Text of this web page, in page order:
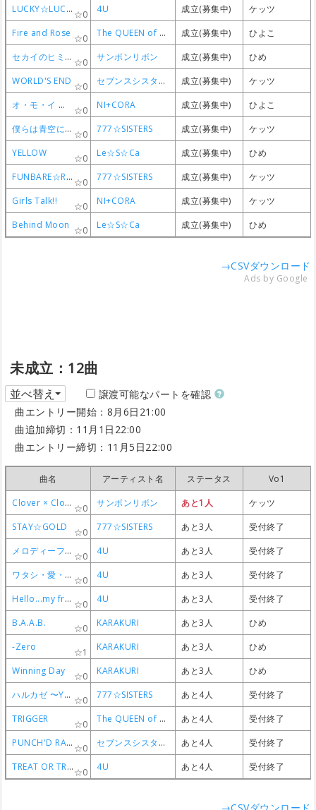
LUCKY☆LUCKY 0 4U 成立(募集中)
ケッツ
Fire and Rose
0 The QUEEN of PURPLE 成立(募集中)
ひよこ
セカイのヒミツ
0 サンボンリボン 成立(募集中)
ひめ
WORLD'S END
0 セブンスシスターズ 成立(募集中)
ケッツ
オ・モ・イ アプローチ
0 NI+CORA 成立(募集中)
ひよこ
僕らは青空になる
0 777☆SISTERS 成立(募集中)
ケッツ
YELLOW
0 Le☆S☆Ca 成立(募集中)
ひめ
FUNBARE☆RUNNER
0 777☆SISTERS 成立(募集中)
ケッツ
Girls Talk!!
0 NI+CORA 成立(募集中)
ケッツ
Behind Moon
0 Le☆S☆Ca 成立(募集中) ひめ
LUCKY☆LUCKY 0 4U 成立(募集中)
ケッツ
Fire and Rose
0 The QUEEN of PURPLE 成立(募集中)
ひよこ
セカイのヒミツ
0 サンボンリボン 成立(募集中)
ひめ
WORLD'S END
0 セブンスシスターズ 成立(募集中)
ケッツ
オ・モ・イ アプローチ
0 NI+CORA 成立(募集中)
ひよこ
僕らは青空になる
0 777☆SISTERS 成立(募集中)
ケッツ
YELLOW
0 Le☆S☆Ca 成立(募集中)
ひめ
FUNBARE☆RUNNER
0 777☆SISTERS 成立(募集中)
ケッツ
Girls Talk!!
0 NI+CORA 成立(募集中)
ケッツ
Behind Moon
0 Le☆S☆Ca 成立(募集中) ひめ
LUCKY☆LUCKY 0 4U 成立(募集中)
ケッツ
Fire and Rose
0 The QUEEN of PURPLE 成立(募集中)
ひよこ
セカイのヒミツ
0 サンボンリボン 成立(募集中)
ひめ
WORLD'S END
0 セブンスシスターズ 成立(募集中)
ケッツ
オ・モ・イ アプローチ
0 NI+CORA 成立(募集中)
ひよこ
僕らは青空になる
0 777☆SISTERS 成立(募集中)
ケッツ
YELLOW
0 Le☆S☆Ca 成立(募集中)
ひめ
FUNBARE☆RUNNER
0 777☆SISTERS 成立(募集中)
ケッツ
Girls Talk!!
0 NI+CORA 成立(募集中)
ケッツ
Behind Moon
0 Le☆S☆Ca 成立(募集中) ひめ
LUCKY☆LUCKY 0 4U 成立(募集中)
ケッツ
Fire and Rose
0 The QUEEN of PURPLE 成立(募集中)
ひよこ
セカイのヒミツ
0 サンボンリボン 成立(募集中)
ひめ
WORLD'S END
0 セブンスシスターズ 成立(募集中)
ケッツ
オ・モ・イ アプローチ
0 NI+CORA 成立(募集中)
ひよこ
僕らは青空になる
0 777☆SISTERS 成立(募集中)
ケッツ
YELLOW
0 Le☆S☆Ca 成立(募集中)
ひめ
FUNBARE☆RUNNER
0 777☆SISTERS 成立(募集中)
ケッツ
Girls Talk!!
0 NI+CORA 成立(募集中)
ケッツ
Behind Moon
0 Le☆S☆Ca 成立(募集中) ひめ
→CSVダウンロード
Ads by Google
未成立：12曲
並べ替え
譲渡可能なパートを確認
曲エントリー開始：8月6日21:00
曲追加締切：11月1日22:00
曲エントリー締切：11月5日22:00
曲名 アーティスト名 ステータス
Vo1
Clover × Clover
0 サンボンリボン あと1人
ケッツ
STAY☆GOLD
0 777☆SISTERS あと3人
受付終了
メロディーフラッグ Trailer.ver
0 4U あと3人
受付終了
ワタシ・愛・forU!!
0 4U あと3人
受付終了
Hello...my friend
0 4U あと3人
受付終了
B.A.A.B.
0 KARAKURI あと3人
ひめ
-Zero
1 KARAKURI あと3人
ひめ
Winning Day
0 KARAKURI あと3人
ひめ
ハルカゼ 〜You were here〜
0 777☆SISTERS あと4人
受付終了
TRIGGER
0 The QUEEN of PURPLE あと4人
受付終了
PUNCH'D RANKER
0 セブンスシスターズ あと4人
受付終了
TREAT OR TREAT ?
0 4U あと4人 受付終了
曲名 アーティスト名 ステータス
Vo1
Clover × Clover
0 サンボンリボン あと1人
ケッツ
STAY☆GOLD
0 777☆SISTERS あと3人
受付終了
メロディーフラッグ Trailer.ver
0 4U あと3人
受付終了
ワタシ・愛・forU!!
0 4U あと3人
受付終了
Hello...my friend
0 4U あと3人
受付終了
B.A.A.B.
0 KARAKURI あと3人
ひめ
-Zero
1 KARAKURI あと3人
ひめ
Winning Day
0 KARAKURI あと3人
ひめ
ハルカゼ 〜You were here〜
0 777☆SISTERS あと4人
受付終了
TRIGGER
0 The QUEEN of PURPLE あと4人
受付終了
PUNCH'D RANKER
0 セブンスシスターズ あと4人
受付終了
TREAT OR TREAT ?
0 4U あと4人 受付終了
曲名 アーティスト名 ステータス
Vo1
Clover × Clover
0 サンボンリボン あと1人
ケッツ
STAY☆GOLD
0 777☆SISTERS あと3人
受付終了
メロディーフラッグ Trailer.ver
0 4U あと3人
受付終了
ワタシ・愛・forU!!
0 4U あと3人
受付終了
Hello...my friend
0 4U あと3人
受付終了
B.A.A.B.
0 KARAKURI あと3人
ひめ
-Zero
1 KARAKURI あと3人
ひめ
Winning Day
0 KARAKURI あと3人
ひめ
ハルカゼ 〜You were here〜
0 777☆SISTERS あと4人
受付終了
TRIGGER
0 The QUEEN of PURPLE あと4人
受付終了
PUNCH'D RANKER
0 セブンスシスターズ あと4人
受付終了
TREAT OR TREAT ?
0 4U あと4人 受付終了
曲名 アーティスト名 ステータス
Vo1
Clover × Clover
0 サンボンリボン あと1人
ケッツ
STAY☆GOLD
0 777☆SISTERS あと3人
受付終了
メロディーフラッグ Trailer.ver
0 4U あと3人
受付終了
ワタシ・愛・forU!!
0 4U あと3人
受付終了
Hello...my friend
0 4U あと3人
受付終了
B.A.A.B.
0 KARAKURI あと3人
ひめ
-Zero
1 KARAKURI あと3人
ひめ
Winning Day
0 KARAKURI あと3人
ひめ
ハルカゼ 〜You were here〜
0 777☆SISTERS あと4人
受付終了
TRIGGER
0 The QUEEN of PURPLE あと4人
受付終了
PUNCH'D RANKER
0 セブンスシスターズ あと4人
受付終了
TREAT OR TREAT ?
0 4U あと4人 受付終了